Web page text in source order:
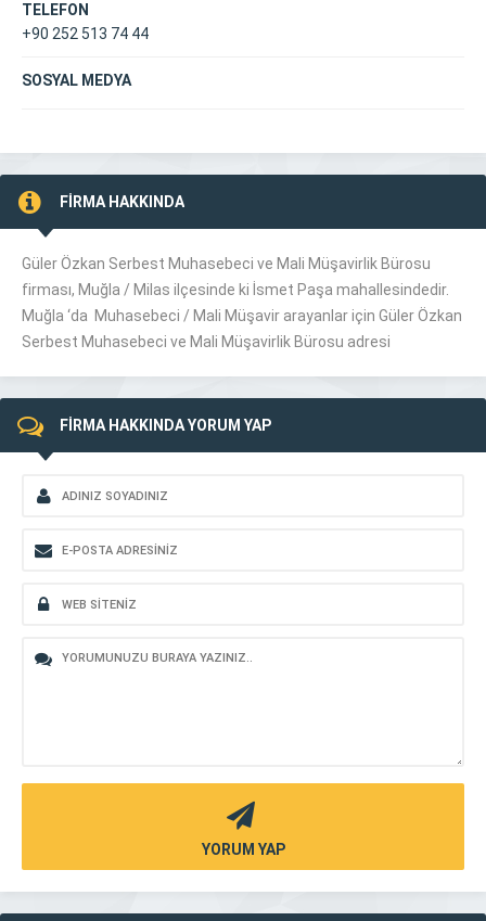
TELEFON
+90 252 513 74 44
SOSYAL MEDYA
FİRMA HAKKINDA
Güler Özkan Serbest Muhasebeci ve Mali Müşavirlik Bürosu
firması, Muğla / Milas ilçesinde ki İsmet Paşa mahallesindedir.
Muğla ‘da Muhasebeci / Mali Müşavir arayanlar için Güler Özkan
Serbest Muhasebeci ve Mali Müşavirlik Bürosu adresi
FİRMA HAKKINDA YORUM YAP
YORUM YAP